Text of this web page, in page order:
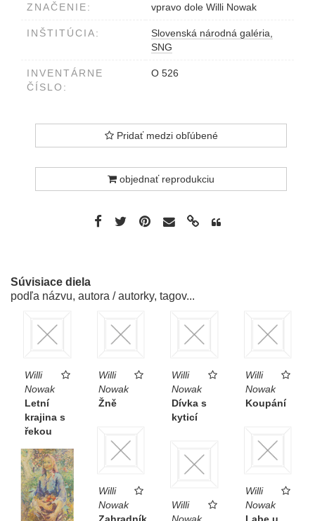
ZNAČENIE: vpravo dole Willi Nowak
INŠTITÚCIA:
Slovenská národná galéria,
SNG
INVENTÁRNE
ČÍSLO:
O 526
Pridať medzi obľúbené
objednať reprodukciu
Súvisiace diela
podľa názvu, autora / autorky, tagov...
Willi
Nowak
Letní
krajina s
řekou
Willi
Nowak
Žně
Willi
Nowak
Dívka s
kyticí
Willi
Nowak
Koupání
Willi
Nowak
Willi
Nowak
Willi